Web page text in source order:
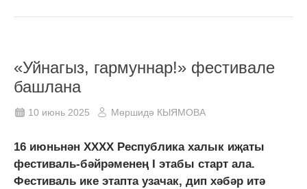
«Уйнагыз, гармуннар!» фестивале
башлана
10 июнь 2025 Мөршидә КЫЯМОВА
16 июньнән XXXX Республика халык иҗаты
фестиваль-бәйрәменең I этабы старт ала.
Фестиваль ике этапта узачак, дип хәбәр итә